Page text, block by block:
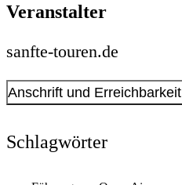
Veranstalter
sanfte-touren.de
Anschrift und Erreichbarkeit
Anschrift
Schlagwörter